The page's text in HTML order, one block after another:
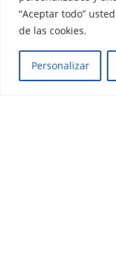
“Aceptar todo”
de las cookies.
Personalizar
Soporte